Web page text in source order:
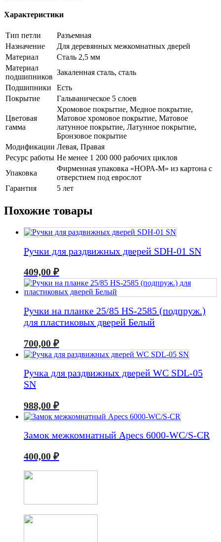
Характеристики
Тип петли
Разъемная
Назначение
Для деревянных межкомнатных дверей
Материал
Сталь 2,5 мм
Материал
подшипников
Закаленная сталь, сталь
Подшипники
Есть
Покрытие
Гальваническое 5 слоев
Цветовая
гамма
Хромовое покрытие, Медное покрытие,
Матовое хромовое покрытие, Матовое
латунное покрытие, Латунное покрытие,
Бронзовое покрытие
Модификации Левая, Правая
Ресурс работы Не менее 1 200 000 рабочих циклов
Упаковка
Фирменная упаковка «НОРА-М» из картона с
отверстием под еврослот
Гарантия
5 лет
Похожие товары
Ручки для раздвижных дверей SDH-01 SN
409,00 ₽
Ручки на планке 25/85 HS-2585 (подпруж.)
для пластиковых дверей Белый
700,00 ₽
Ручка для раздвижных дверей WC SDL-05
SN
988,00 ₽
Замок межкомнатный Apecs 6000-WC/S-CR
400,00 ₽